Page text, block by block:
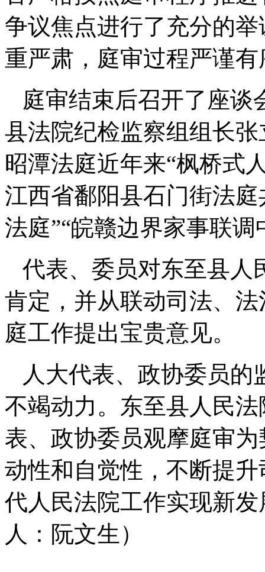
争议焦点进行了充分的
重严肃，庭审过程严谨有
庭审结束后召开了座谈
县法院纪检监察组组长
昭潭法庭近年来“枫桥式
江西省鄱阳县石门街法
法庭”“皖赣边界家事联
代表、委员对东至县人
肯定，并从联动司法、
庭工作提出宝贵意见。
人大代表、政协委员的
不竭动力。东至县人民
表、政协委员观摩庭审
动性和自觉性，不断提
代人民法院工作实现新
人：阮文生）